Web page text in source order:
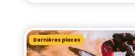
Dernières places